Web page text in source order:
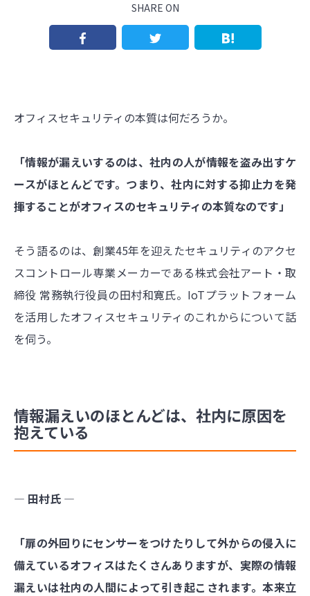
SHARE ON
オフィスセキュリティの本質は何だろうか。
「情報が漏えいするのは、社内の人が情報を盗み出すケ
ースがほとんどです。つまり、社内に対する抑止力を発
揮することがオフィスのセキュリティの本質なのです」
そう語るのは、創業45年を迎えたセキュリティのアクセ
スコントロール専業メーカーである株式会社アート・取
締役 常務執行役員の田村和寛氏。IoTプラットフォーム
を活用したオフィスセキュリティのこれからについて話
を伺う。
情報漏えいのほとんどは、社内に原因を
抱えている
― 田村氏 ―
「扉の外回りにセンサーをつけたりして外からの侵入に
備えているオフィスはたくさんありますが、実際の情報
漏えいは社内の人間によって引き起こされます。本来立